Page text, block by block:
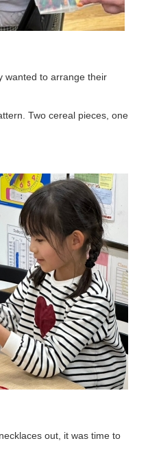
wanted to arrange their
Two cereal pieces, one
out, it was time to